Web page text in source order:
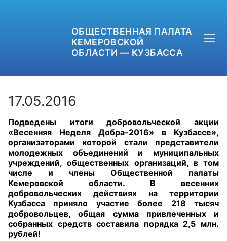
ОБЩЕСТВЕННАЯ ПАЛАТА
КЕМЕРОВСКОЙ
ОБЛАСТИ — КУЗБАССА
+7 (3842) 58-82-40
OPKO42@BK.RU
ОБРАТНАЯ СВЯЗЬ
17.05.2016
Подведены итоги добровольческой акции
«Весенняя Неделя Добра-2016» в Кузбассе»,
организаторами которой стали представители
молодежных объединений и муниципальных
учреждений, общественных организаций, в том
числе и члены Общественной палаты
Кемеровской области. В весенних
добровольческих действиях на территории
Кузбасса приняло участие более 218 тысяч
добровольцев, общая сумма привлеченных и
собранных средств составила порядка 2,5 млн.
рублей!